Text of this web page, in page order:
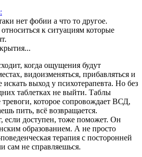
нет фобии а что то другое.
к ситуациям которые
когда ощущения будут
видоизменяться, прибавляться и
искать выход у психотерапевта. Но без
таблетках не выйти. Таблы
которое сопровождает ВСД,
пить, всё возвращается.
если доступен, тоже поможет. Он
образованием. А не просто
терапия с посторонней
сам не справляешься.